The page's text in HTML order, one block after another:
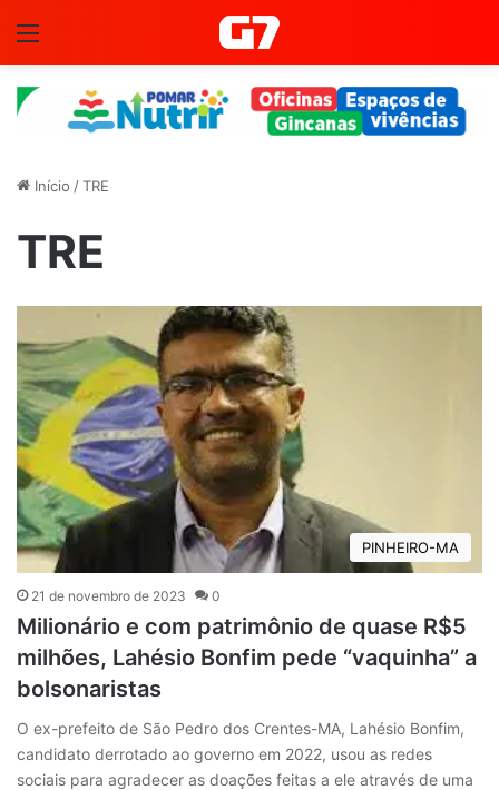
Início /TRE
TRE
PINHEIRO-MA
21 de novembro de 2023 0
Milionário e com patrimônio de quase R$5
milhões, Lahésio Bonfim pede “vaquinha” a
bolsonaristas
O ex-prefeito de São Pedro dos Crentes-MA, Lahésio Bonfim,
candidato derrotado ao governo em 2022, usou as redes
sociais para agradecer as doações feitas a ele através de uma